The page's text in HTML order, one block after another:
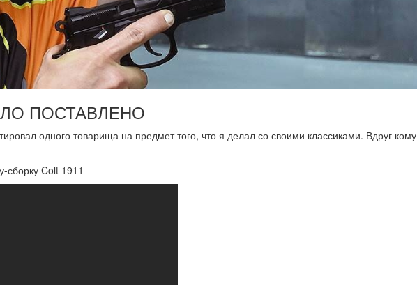
ПОСТАВЛЕНО
одного товарища на предмет того, что я делал со своими классиками. Вдруг кому
сборку Colt 1911